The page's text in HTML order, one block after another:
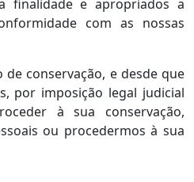
finalidade e apropriados a
com as nossas
conservação, e desde que
por imposição legal judicial
à sua conservação,
ou procedermos à sua